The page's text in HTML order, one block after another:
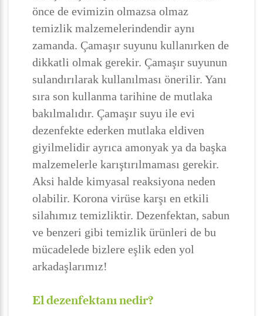
önce de evimizin olmazsa olmaz
temizlik malzemelerindendir aynı
zamanda. Çamaşır suyunu kullanırken de
dikkatli olmak gerekir. Çamaşır suyunun
sulandırılarak kullanılması önerilir. Yanı
sıra son kullanma tarihine de mutlaka
bakılmalıdır. Çamaşır suyu ile evi
dezenfekte ederken mutlaka eldiven
giyilmelidir ayrıca amonyak ya da başka
malzemelerle karıştırılmaması gerekir.
Aksi halde kimyasal reaksiyona neden
olabilir. Korona virüse karşı en etkili
silahımız temizliktir. Dezenfektan, sabun
ve benzeri gibi temizlik ürünleri de bu
mücadelede bizlere eşlik eden yol
arkadaşlarımız!
El dezenfektanı nedir?